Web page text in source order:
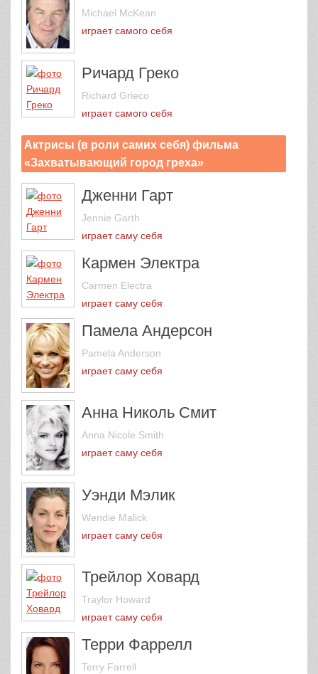
Michael McKean
играет самого себя
Ричард Греко
Richard Grieco
играет самого себя
Актрисы (в роли самих себя) фильма
«Захватывающий город греха»
Дженни Гарт
Jennie Garth
играет саму себя
Кармен Электра
Carmen Electra
играет саму себя
Памела Андерсон
Pamela Anderson
играет саму себя
Анна Николь Смит
Anna Nicole Smith
играет саму себя
Уэнди Мэлик
Wendie Malick
играет саму себя
Трейлор Ховард
Traylor Howard
играет саму себя
Терри Фаррелл
Terry Farrell